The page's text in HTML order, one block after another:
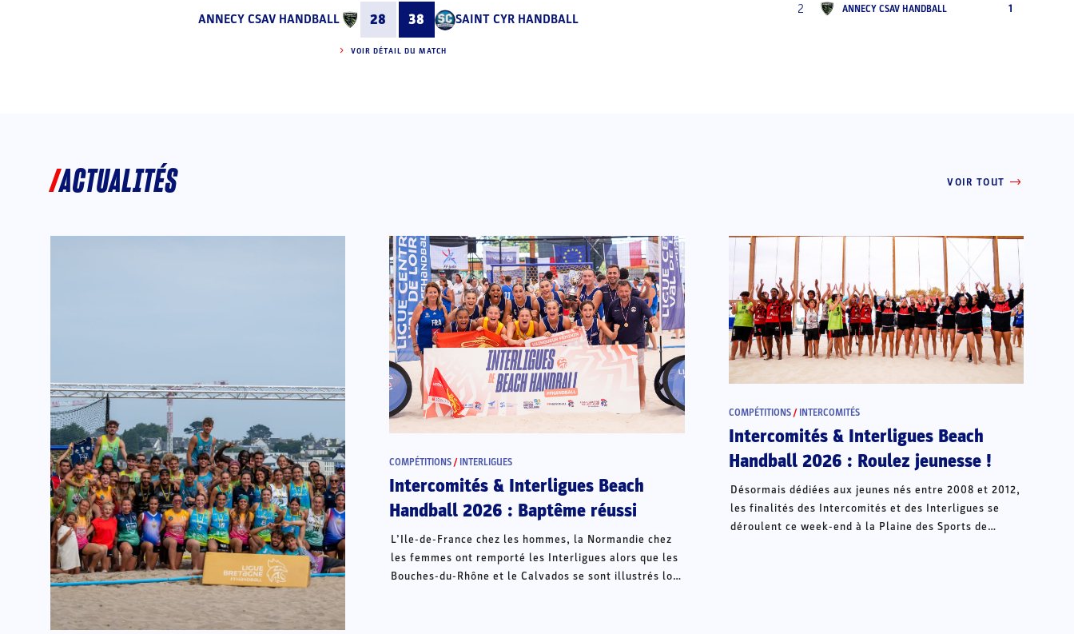
ANNECY CSAV HANDBALL 28 38 SAINT CYR HANDBALL
VOIR DÉTAIL DU MATCH
2 ANNECY CSAV HANDBALL 1
ACTUALITÉS VOIR TOUT
COMPÉTITIONS / INTERLIGUES
Intercomités & Interligues Beach
Handball 2026 : Baptême réussi
L’Ile-de-France chez les hommes, la Normandie chez
les femmes ont remporté les Interligues alors que les
Bouches-du-Rhône et le Calvados se sont illustrés lors
COMPÉTITIONS / INTERCOMITÉS
Intercomités & Interligues Beach
Handball 2026 : Roulez jeunesse !
Désormais dédiées aux jeunes nés entre 2008 et 2012,
les finalités des Intercomités et des Interligues se
déroulent ce week-end à la Plaine des Sports de